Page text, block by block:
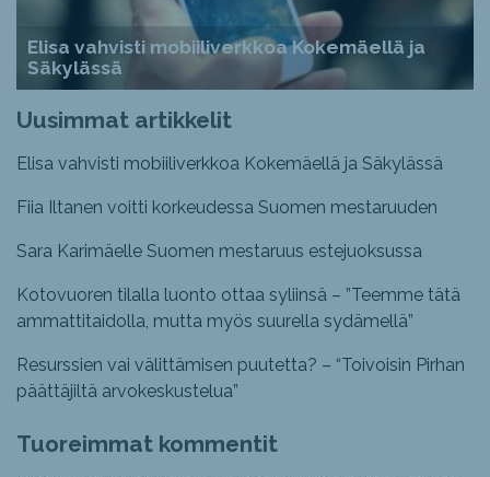
Elisa vahvisti mobiiliverkkoa Kokemäellä ja
Säkylässä
Uusimmat artikkelit
Elisa vahvisti mobiiliverkkoa Kokemäellä ja Säkylässä
Fiia Iltanen voitti korkeudessa Suomen mestaruuden
Sara Karimäelle Suomen mestaruus estejuoksussa
Kotovuoren tilalla luonto ottaa syliinsä – ”Teemme tätä
ammattitaidolla, mutta myös suurella sydämellä”
Resurssien vai välittämisen puutetta? – “Toivoisin Pirhan
päättäjiltä arvokeskustelua”
Tuoreimmat kommentit